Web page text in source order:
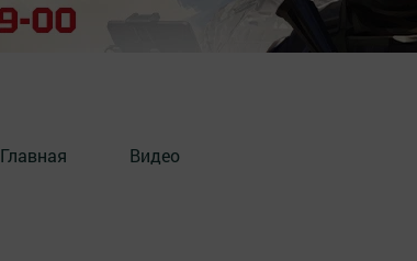
Главная Видео